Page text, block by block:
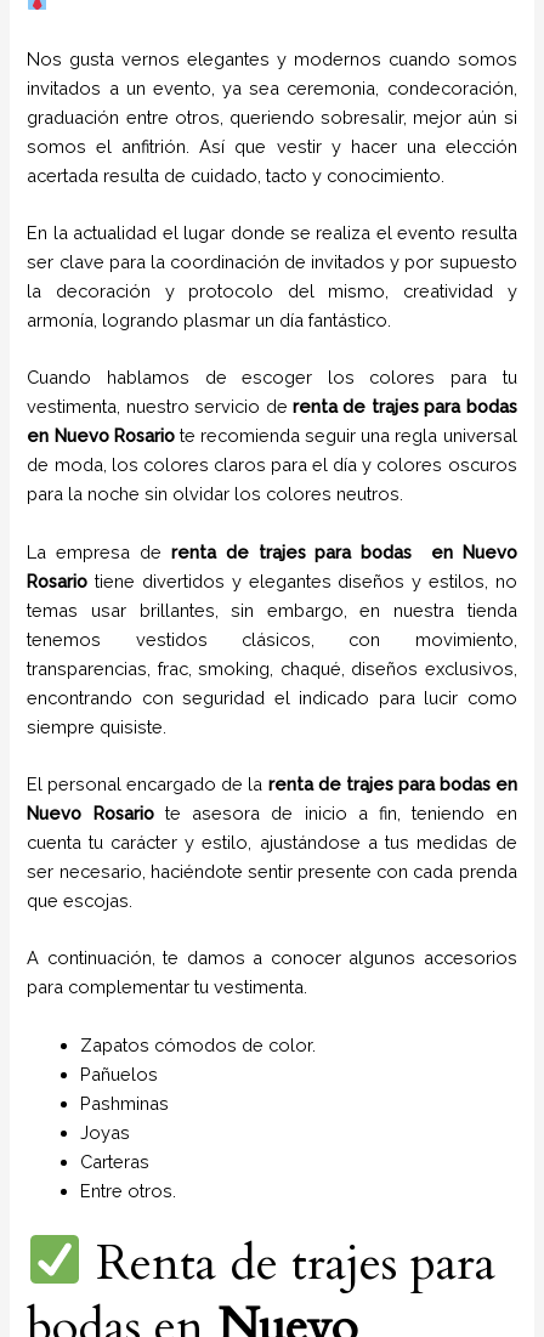
Nos gusta vernos elegantes y modernos cuando somos
invitados a un evento, ya sea ceremonia, condecoración,
graduación entre otros, queriendo sobresalir, mejor aún si
somos el anfitrión. Así que vestir y hacer una elección
acertada resulta de cuidado, tacto y conocimiento.
En la actualidad el lugar donde se realiza el evento resulta
ser clave para la coordinación de invitados y por supuesto
la decoración y protocolo del mismo, creatividad y
armonía, logrando plasmar un día fantástico.
Cuando hablamos de escoger los colores para tu
vestimenta, nuestro servicio de renta de trajes para bodas
en Nuevo Rosariote recomienda seguir una regla universal
de moda, los colores claros para el día y colores oscuros
para la noche sin olvidar los colores neutros.
La empresa de renta de trajes para bodas en Nuevo
Rosario tiene divertidos y elegantes diseños y estilos,
no
temas usar brillantes, sin embargo, en nuestra tienda
tenemos vestidos clásicos, con movimiento,
transparencias, frac, smoking, chaqué, diseños exclusivos,
encontrando con seguridad el indicado para lucir como
siempre quisiste.
El personal encargado de la renta de trajes para bodas en
Nuevo Rosariote asesora de inicio a fin, teniendo en
cuenta tu carácter y estilo, ajustándose a tus medidas de
ser necesario, haciéndote sentir presente con cada prenda
que escojas.
A continuación, te damos a conocer algunos accesorios
para complementar tu vestimenta.
Zapatos cómodos de color.
Pañuelos
Pashminas
Joyas
Carteras
Entre otros.
Renta de trajes para